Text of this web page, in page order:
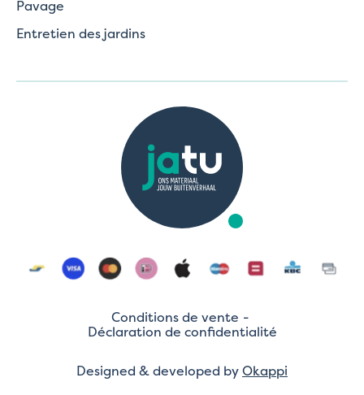
Pavage
Entretien des jardins
Conditions de vente
Déclaration de confidentialité
Designed & developed byOkappi